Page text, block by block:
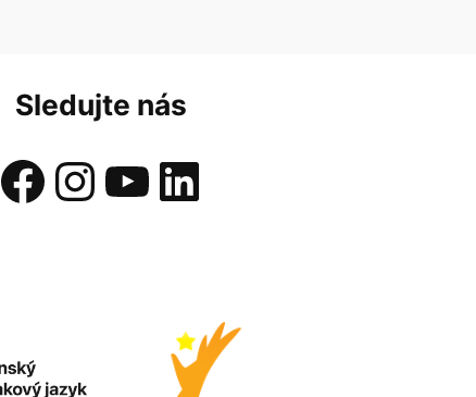
Sledujte nás
Facebook InstagramYouTube LinkedIn